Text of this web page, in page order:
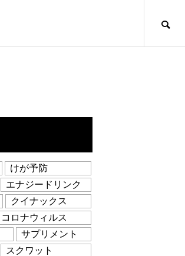
けが予防
エナジードリンク
クイナックス
コロナウィルス
サプリメント
スクワット